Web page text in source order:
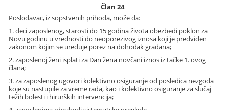
Član 24
Poslodavac, iz sopstvenih prihoda, može da:
1. deci zaposlenog, starosti do 15 godina života obezbedi poklon za
Novu godinu u vrednosti do neoporezivog iznosa koji je predviđen
zakonom kojim se uređuje porez na dohodak građana;
2. zaposlenoj ženi isplati za Dan žena novčani iznos iz tačke 1. ovog
člana;
3. za zaposlenog ugovori kolektivno osiguranje od posledica nezgoda
koje su nastupile za vreme rada, kao i kolektivno osiguranje za slučaj
težih bolesti i hirurških intervencija;